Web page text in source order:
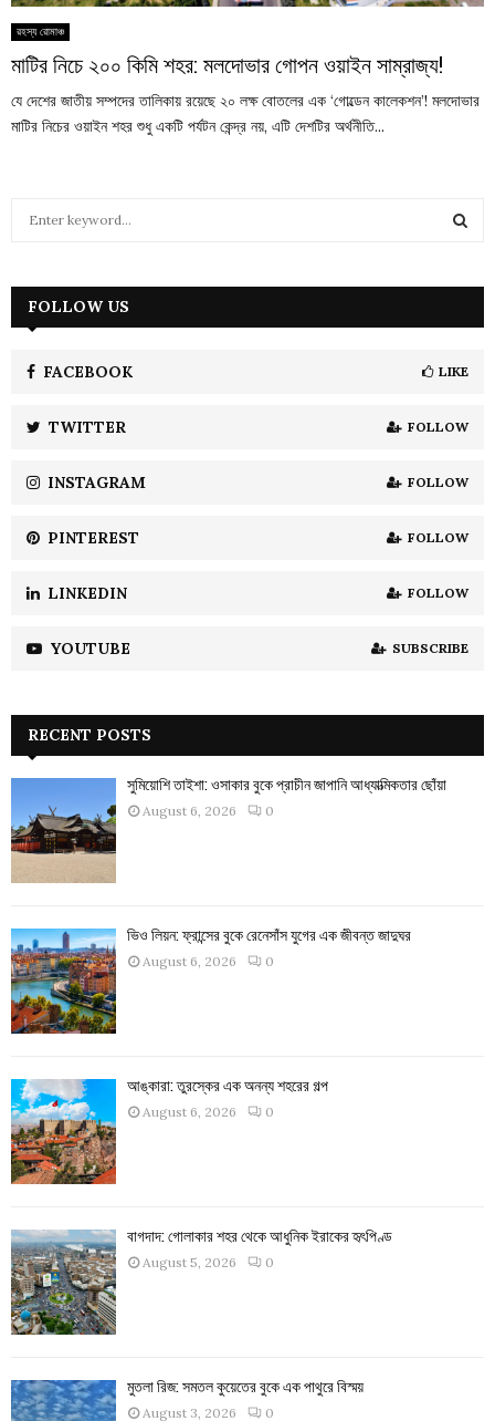
রহস্য রোমাঞ্চ
মাটির নিচে ২০০ কিমি শহর: মলদোভার গোপন ওয়াইন সাম্রাজ্য!
যে দেশের জাতীয় সম্পদের তালিকায় রয়েছে ২০ লক্ষ বোতলের এক ‘গোল্ডেন কালেকশন’! মলদোভার
মাটির নিচের ওয়াইন শহর শুধু একটি পর্যটন কেন্দ্র নয়, এটি দেশটির অর্থনীতি...
h
H
FOLLOW US
FACEBOOK LIKE
TWITTER FOLLOW
INSTAGRAM FOLLOW
PINTEREST FOLLOW
LINKEDIN FOLLOW
YOUTUBE SUBSCRIBE
RECENT POSTS
সুমিয়োশি তাইশা: ওসাকার বুকে প্রাচীন জাপানি আধ্যাত্মিকতার ছোঁয়া
August 6, 2026 0
ভিও লিয়ন: ফ্রান্সের বুকে রেনেসাঁস যুগের এক জীবন্ত জাদুঘর
August 6, 2026 0
আঙ্কারা: তুরস্কের এক অনন্য শহরের গল্প
August 6, 2026 0
বাগদাদ: গোলাকার শহর থেকে আধুনিক ইরাকের হৃৎপিণ্ড
August 5, 2026 0
মুতলা রিজ: সমতল কুয়েতের বুকে এক পাথুরে বিস্ময়
August 3, 2026 0